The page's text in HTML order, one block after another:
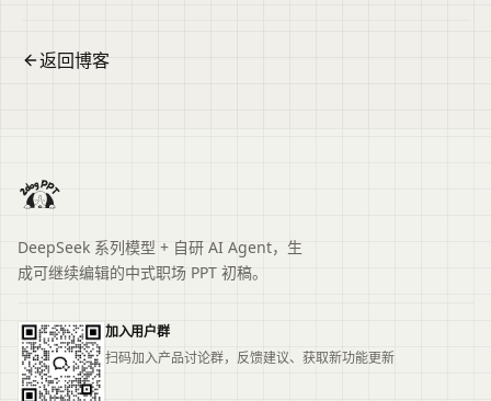
返回博客
DeepSeek 系列模型 + 自研 AI Agent，生
成可继续编辑的中式职场 PPT 初稿。
加入用户群
扫码加入产品讨论群，反馈建议、获取新功能更新